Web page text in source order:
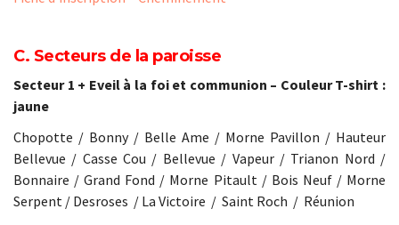
C. Secteurs de la paroisse
Secteur 1 + Eveil à la foi et communion – Couleur T-shirt :
jaune
Chopotte / Bonny / Belle Ame / Morne Pavillon / Hauteur
Bellevue / Casse Cou / Bellevue / Vapeur / Trianon Nord /
Bonnaire / Grand Fond / Morne Pitault / Bois Neuf / Morne
Serpent / Desroses / La Victoire / Saint Roch / Réunion